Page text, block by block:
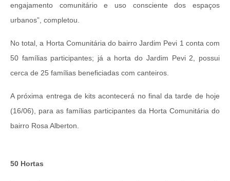
engajamento comunitário e uso consciente dos espaços
urbanos”, completou.
No total, a Horta Comunitária do bairro Jardim Pevi 1 conta com
50 famílias participantes; já a horta do Jardim Pevi 2, possui
cerca de 25 famílias beneficiadas com canteiros.
A próxima entrega de kits acontecerá no final da tarde de hoje
(16/06), para as famílias participantes da Horta Comunitária do
bairro Rosa Alberton.
50 Hortas